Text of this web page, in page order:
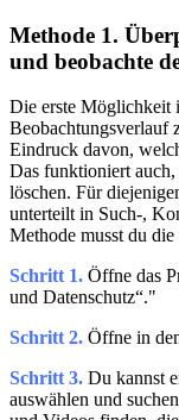
Methode 1.
und beobachte
Die erste Möglichkeit
Beobachtungsverlauf
Eindruck davon,
Das funktioniert
löschen. Für
unterteilt in Such-,
Methode musst du
Schritt 1. Öffne das
und Datenschutz“."
Schritt 2. Öffne in
Schritt 3. Du kannst
auswählen und